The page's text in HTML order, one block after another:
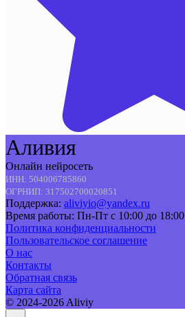
Аливия
Онлайн нейросеть
ИНН: 504006785860
ОГРНИП: 317502700020851
Поддержка: aliviyio@yandex.ru
Время работы: Пн-Пт с 10:00 до 18:00
Политика конфиденциальности
Пользовательское соглашение
О нас
Контакты
Обратная связь
Карта сайта
© 2024-2026 Aliviy